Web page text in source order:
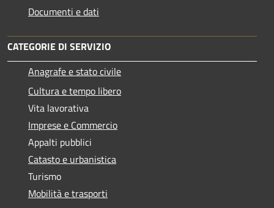
Documenti e dati
CATEGORIE DI SERVIZIO
Anagrafe e stato civile
Cultura e tempo libero
Vita lavorativa
Imprese e Commercio
Appalti pubblici
Catasto e urbanistica
Turismo
Mobilità e trasporti